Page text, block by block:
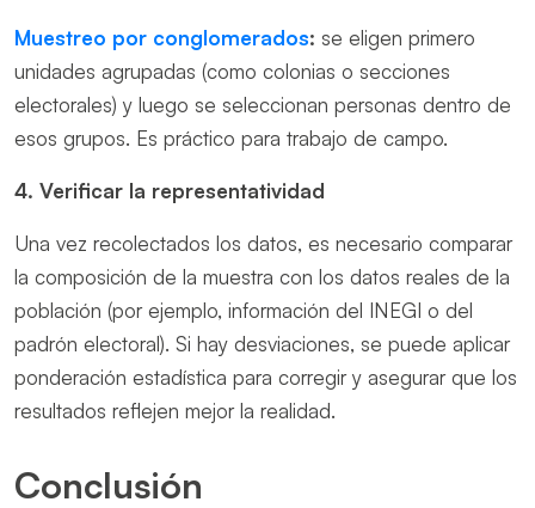
Muestreo por conglomerados: se eligen primero
unidades agrupadas (como colonias o secciones
electorales) y luego se seleccionan personas dentro de
esos grupos. Es práctico para trabajo de campo.
4. Verificar la representatividad
Una vez recolectados los datos, es necesario comparar
la composición de la muestra con los datos reales de la
población (por ejemplo, información del INEGI o del
padrón electoral). Si hay desviaciones, se puede aplicar
ponderación estadística para corregir y asegurar que los
resultados reflejen mejor la realidad.
Conclusión